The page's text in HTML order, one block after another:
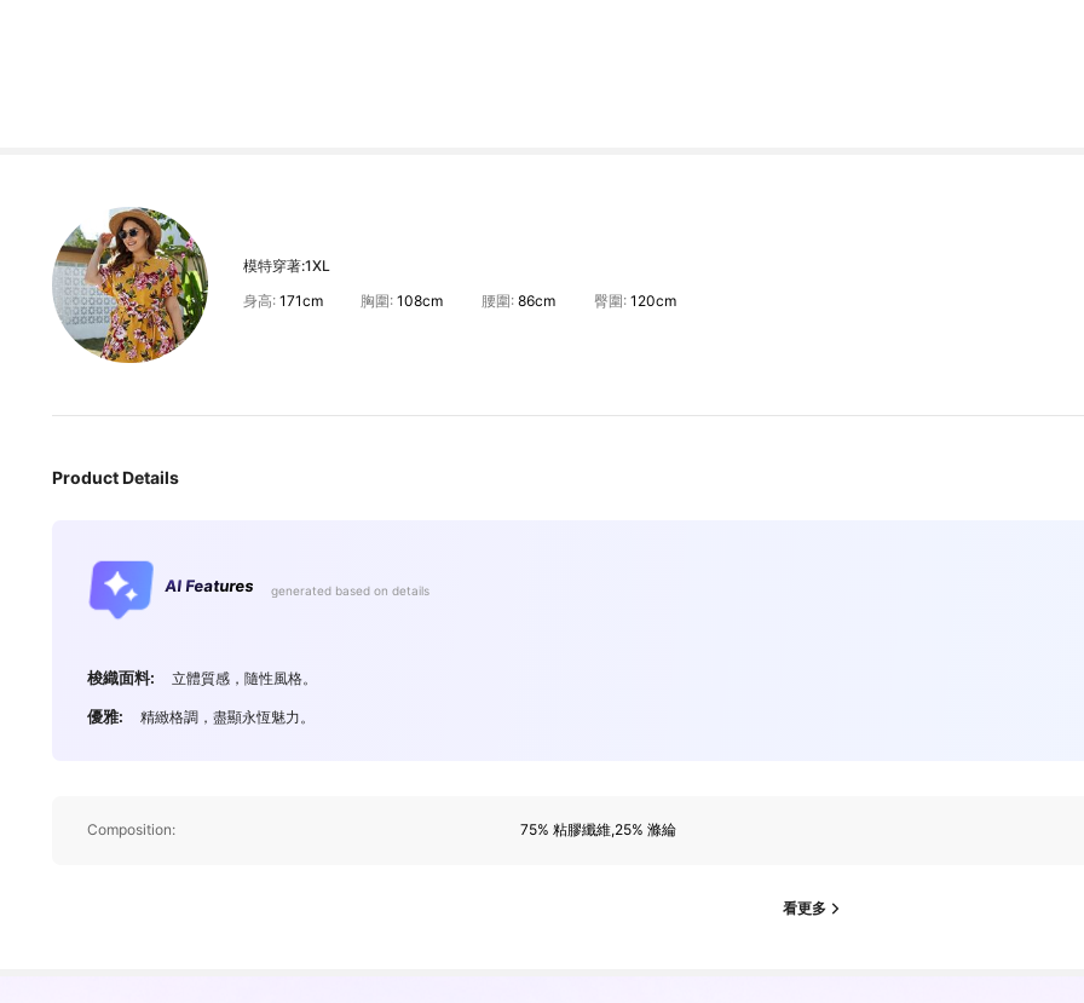
模特穿著:1XL
身高: 171cm 胸圍:108cm 腰圍: 86cm 臀圍: 120cm
Product Details
AI Features generated based on details
梭織面料: 立體質感，隨性風格。
優雅: 精緻格調，盡顯永恆魅力。
Composition: 75% 粘膠纖維,25% 滌綸
看更多